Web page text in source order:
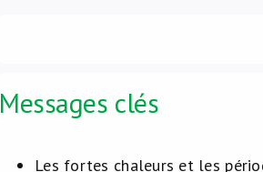
Messages clés
Les fortes chaleurs et les